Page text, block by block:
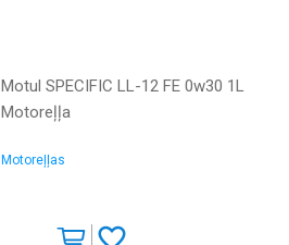
Motul SPECIFIC LL-12 FE 0w30 1L
Motoreļļa
Motoreļļas